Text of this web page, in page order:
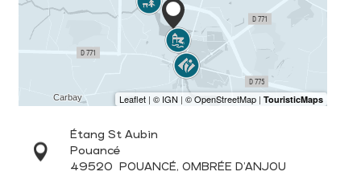
Étang St Aubin
Pouancé
49520 POUANCÉ, OMBRÉE D'ANJOU